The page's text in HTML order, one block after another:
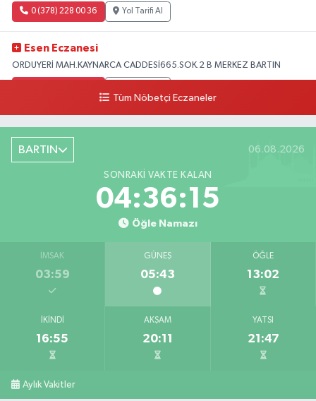
0 (378) 228 00 36 Yol Tarifi Al
Esen Eczanesi
ORDUYERİ MAH.KAYNARCA CADDESİ665.SOK.2 B MERKEZ BARTIN
0 (378) 227 85 45
Tüm Nöbetçi Eczaneler
BARTIN 06.08.2026
SONRAKI VAKTE KALAN
04:36:14
Öğle Namazı
İMSAK
03:59
GÜNEŞ
05:43
ÖĞLE
13:02
İKINDI
16:55
AKŞAM
20:11
YATSI
21:47
Aylık Vakitler